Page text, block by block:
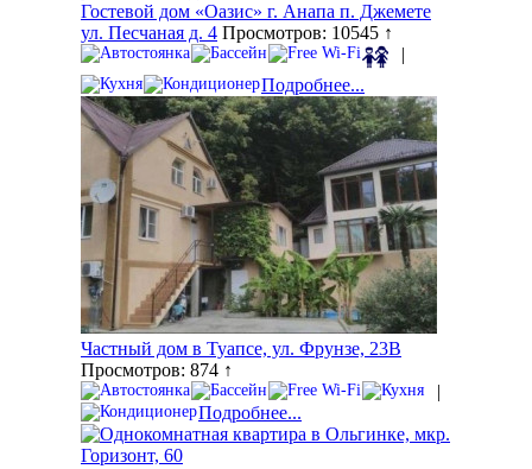
Гостевой дом «Оазис» г. Анапа п. Джемете
ул. Песчаная д. 4 Просмотров: 10545 ↑
|
Подробнее...
Частный дом в Туапсе, ул. Фрунзе, 23В
Просмотров: 874 ↑
|
Подробнее...